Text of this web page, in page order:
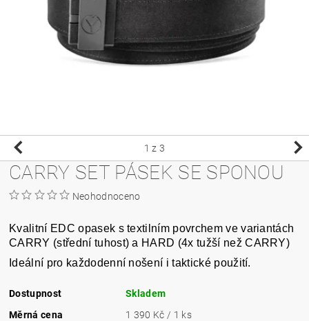
1 z 3
CARRY SET PÁSEK SE SPONOU
Neohodnoceno
Kvalitní EDC opasek s textilním povrchem ve variantách
CARRY (střední tuhost) a HARD (4x tužší než CARRY)
Ideální pro každodenní nošení i taktické použití.
Dostupnost
Skladem
Měrná cena
1 390 Kč / 1 ks